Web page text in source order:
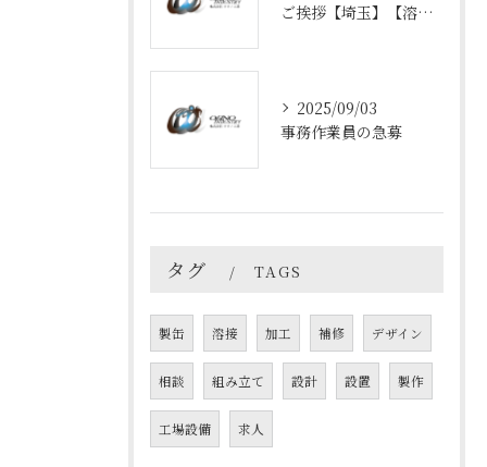
ご挨拶【埼玉】【溶接】
2025/09/03
事務作業員の急募
タグ TAGS
製缶 溶接 加工 補修 デザイン
相談 組み立て 設計 設置 製作
工場設備 求人